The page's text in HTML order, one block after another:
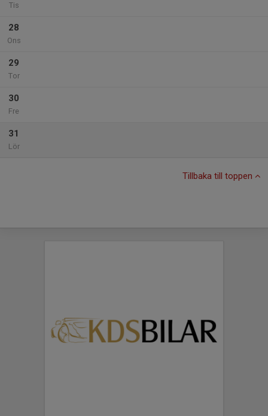
Tis
28
Ons
29
Tor
30
Fre
31
Lör
Tillbaka till toppen